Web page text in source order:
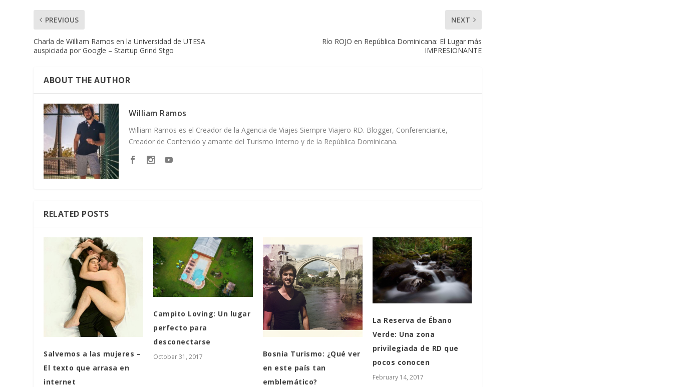
PREVIOUS
Charla de William Ramos en la Universidad de UTESA
auspiciada por Google – Startup Grind Stgo
NEXT
Río ROJO en República Dominicana: El Lugar más
IMPRESIONANTE
ABOUT THE AUTHOR
William Ramos
William Ramos es el Creador de la Agencia de Viajes Siempre Viajero RD. Blogger, Conferenciante,
Creador de Contenido y amante del Turismo Interno y de la República Dominicana.
RELATED POSTS
Salvemos a las mujeres –
El texto que arrasa en
internet
Campito Loving: Un lugar
perfecto para
desconectarse
October 31, 2017
Bosnia Turismo: ¿Qué ver
en este país tan
emblemático?
La Reserva de Ébano
Verde: Una zona
privilegiada de RD que
pocos conocen
February 14, 2017